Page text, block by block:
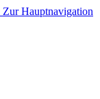
Zur Hauptnavigation